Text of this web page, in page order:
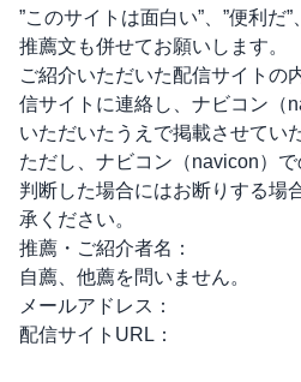
”このサイトは面白い”、”便利だ
推薦文も併せてお願いします。
ご紹介いただいた配信サイトの
信サイトに連絡し、 ナビコン（
いただいたうえで掲載させてい
ただし、 ナビコン（navicon）
判断した場合にはお断りする場
承ください。
推薦・ご紹介者名：
自薦、他薦を問いません。
メールアドレス：
配信サイトURL：